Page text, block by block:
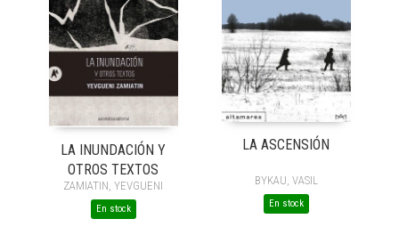
LA INUNDACIÓN Y
OTROS TEXTOS
ZAMIATIN, YEVGUENI
En stock
LA ASCENSIÓN
BYKAU, VASIL
En stock